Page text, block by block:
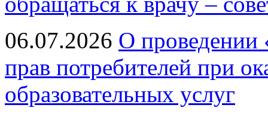
06.07.2026 О проведении
прав потребителей при
образовательных услуг